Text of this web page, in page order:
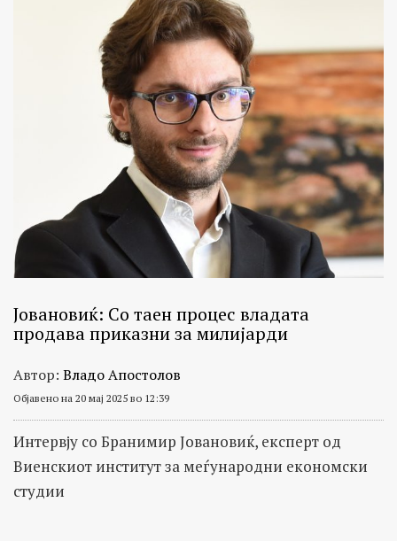
Јовановиќ: Со таен процес владата
продава приказни за милијарди
Автор: Владо Апостолов
Објавено на 20 мај 2025 во 12:39
Интервју со Бранимир Јовановиќ, експерт од
Виенскиот институт за меѓународни економски
студии